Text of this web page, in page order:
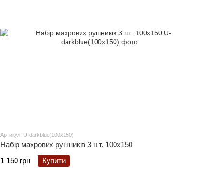
Артикул: U-darkblue(100x150)
Набір махрових рушників 3 шт. 100x150
1 150 грн
Купити